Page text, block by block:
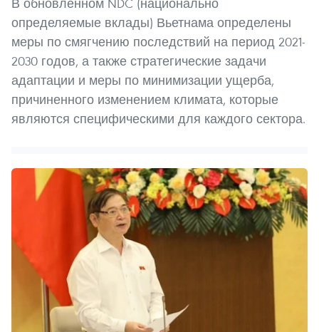
определяемые вклады) Вьетнама определены
меры по смягчению последствий на период 2021-
2030 годов, а также стратегические задачи
адаптации и меры по минимизации ущерба,
причиненного изменением климата, которые
являются специфическими для каждого сектора.